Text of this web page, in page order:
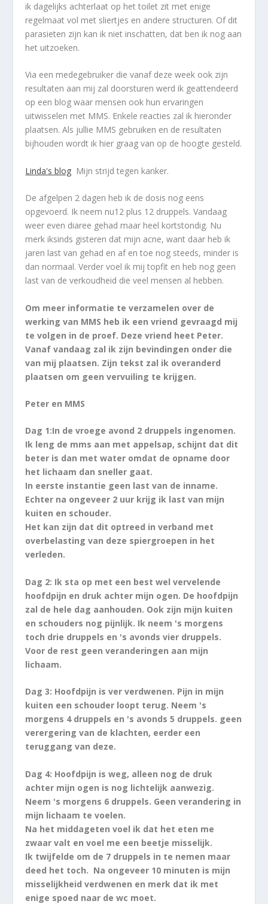
ik dagelijks achterlaat op het toilet zit met enige
regelmaat vol met sliertjes en andere structuren. Of dit
parasieten zijn kan ik niet inschatten, dat ben ik nog aan
het uitzoeken.
Via een medegebruiker die vanaf deze week ook zijn
resultaten aan mij zal doorsturen werd ik geattendeerd
op een blog waar mensen ook hun ervaringen
uitwisselen met MMS. Enkele reacties zal ik hieronder
plaatsen. Als jullie MMS gebruiken en de resultaten
bijhouden wordt ik hier graag van op de hoogte gesteld.
Linda's blog Mijn strijd tegen kanker.
De afgelpen 2 dagen heb ik de dosis nog eens
opgevoerd. Ik neem nu12 plus 12 druppels. Vandaag
weer even diaree gehad maar heel kortstondig. Nu
merk iksinds gisteren dat mijn acne, want daar heb ik
jaren last van gehad en af en toe nog steeds, minder is
dan normaal. Verder voel ik mij topfit en heb nog geen
last van de verkoudheid die veel mensen al hebben.
Om meer informatie te verzamelen over de
werking van MMS heb ik een vriend gevraagd mij
te volgen in de proef. Deze vriend heet Peter.
Vanaf vandaag zal ik zijn bevindingen onder die
van mij plaatsen. Zijn tekst zal ik overanderd
plaatsen om geen vervuiling te krijgen.
Peter en MMS
Dag 1:In de vroege avond 2 druppels ingenomen.
Ik leng de mms aan met appelsap, schijnt dat dit
beter is dan met water omdat de opname door
het lichaam dan sneller gaat.
In eerste instantie geen last van de inname.
Echter na ongeveer 2 uur krijg ik last van mijn
kuiten en schouder.
Het kan zijn dat dit optreed in verband met
overbelasting van deze spiergroepen in het
verleden.
Dag 2: Ik sta op met een best wel vervelende
hoofdpijn en druk achter mijn ogen. De hoofdpijn
zal de hele dag aanhouden. Ook zijn mijn kuiten
en schouders nog pijnlijk. Ik neem 's morgens
toch drie druppels en 's avonds vier druppels.
Voor de rest geen veranderingen aan mijn
lichaam.
Dag 3: Hoofdpijn is ver verdwenen. Pijn in mijn
kuiten een schouder loopt terug. Neem 's
morgens 4 druppels en 's avonds 5 druppels. geen
verergering van de klachten, eerder een
teruggang van deze.
Dag 4: Hoofdpijn is weg, alleen nog de druk
achter mijn ogen is nog lichtelijk aanwezig.
Neem 's morgens 6 druppels. Geen verandering in
mijn lichaam te voelen.
Na het middageten voel ik dat het eten me
zwaar valt en voel me een beetje misselijk.
Ik twijfelde om de 7 druppels in te nemen maar
deed het toch. Na ongeveer 10 minuten is mijn
misselijkheid verdwenen en merk dat ik met
enige spoed naar de wc moet.